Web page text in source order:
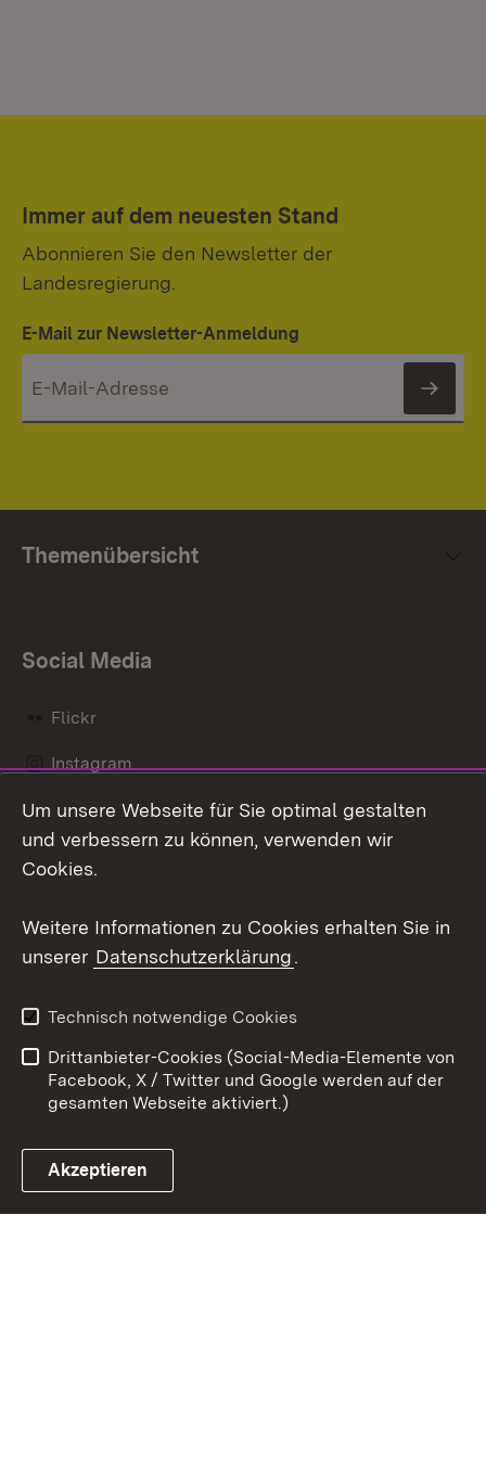
Immer auf dem neuesten Stand
Abonnieren Sie den Newsletter der
Landesregierung.
E-Mail zur Newsletter-Anmeldung
Themenübersicht
Social Media
Flickr
Instagram
Social Wall
Link zum Landesportal
Barrierefreiheit
Benutzungshinweise
Impressum
Cookies
Um unsere Webseite für Sie optimal gestalten
und verbessern zu können, verwenden wir
Cookies.
Weitere Informationen zu Cookies erhalten Sie in
unserer Datenschutzerklärung.
Technisch notwendige Cookies
Drittanbieter-Cookies (Social-Media-Elemente von
Facebook, X / Twitter und Google werden auf der
gesamten Webseite aktiviert.)
Akzeptieren